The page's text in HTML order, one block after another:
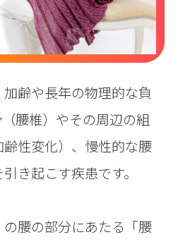
齢や長年の物理的な負
腰椎）やその周辺の組
性変化）、慢性的な腰
き起こす疾患です。
腰の部分にあたる「腰